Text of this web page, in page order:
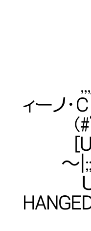
ィーノ・
(#ﾟ
[U]
～|;;
Ｕ